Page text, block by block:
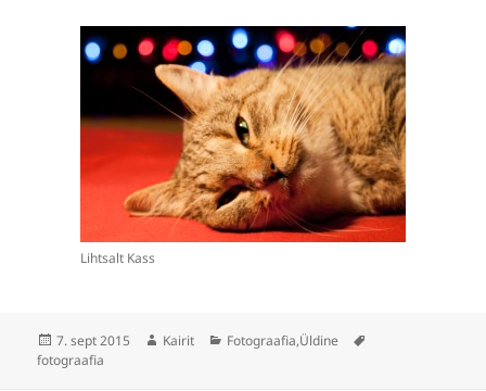
Lihtsalt Kass
Postitatud
7. sept 2015 Autor
Kairit Rubriigid
Fotograafia,Üldine
fotograafia